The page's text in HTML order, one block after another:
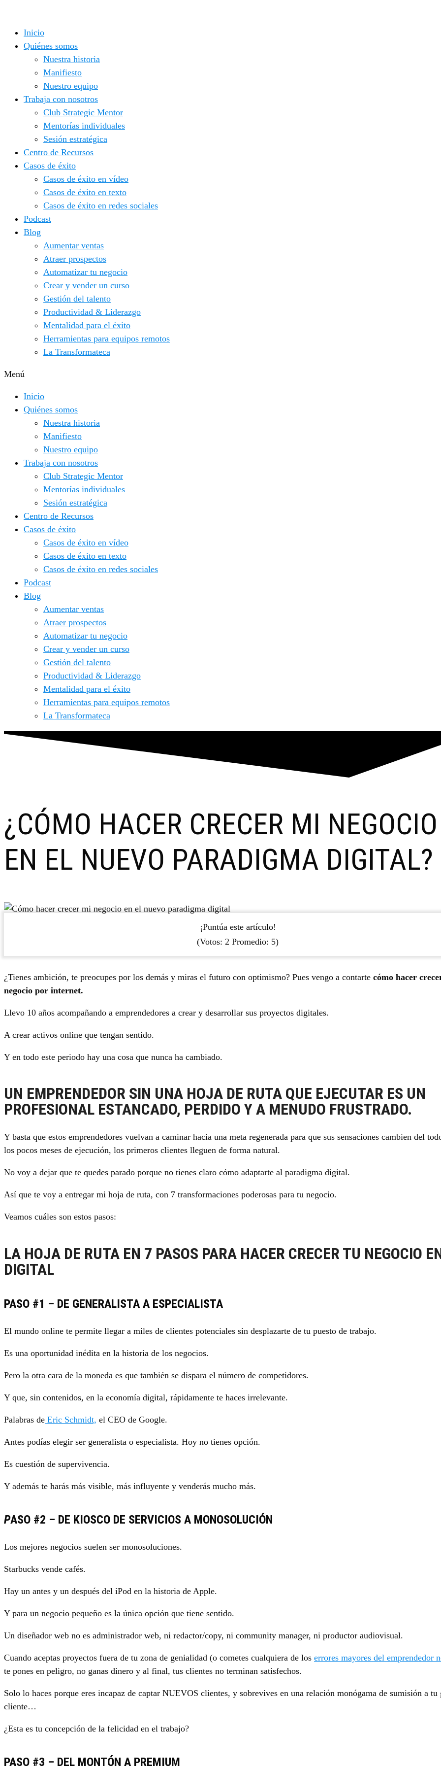
contenido
Inicio
Quiénes somos
Nuestra historia
Manifiesto
Nuestro equipo
Trabaja con nosotros
Club Strategic Mentor
Mentorías individuales
Sesión estratégica
Centro de Recursos
Casos de éxito
Casos de éxito en vídeo
Casos de éxito en texto
Casos de éxito en redes sociales
Podcast
Blog
Aumentar ventas
Atraer prospectos
Automatizar tu negocio
Crear y vender un curso
Gestión del talento
Productividad & Liderazgo
Mentalidad para el éxito
Herramientas para equipos remotos
La Transformateca
Menú
Inicio
Quiénes somos
Nuestra historia
Manifiesto
Nuestro equipo
Trabaja con nosotros
Club Strategic Mentor
Mentorías individuales
Sesión estratégica
Centro de Recursos
Casos de éxito
Casos de éxito en vídeo
Casos de éxito en texto
Casos de éxito en redes sociales
Podcast
Blog
Aumentar ventas
Atraer prospectos
Automatizar tu negocio
Crear y vender un curso
Gestión del talento
Productividad & Liderazgo
Mentalidad para el éxito
Herramientas para equipos remotos
La Transformateca
¿CÓMO HACER CRECER MI NEGOCIO
EN EL NUEVO PARADIGMA DIGITAL?
¡Puntúa este artículo!
(Votos: 2 Promedio: 5)
¿Tienes ambición, te preocupes por los demás y miras el futuro con optimismo? Pues vengo a contarte cómo hacer
negocio por internet.
Llevo 10 años acompañando a emprendedores a crear y desarrollar sus proyectos digitales.
A crear activos online que tengan sentido.
Y en todo este periodo hay una cosa que nunca ha cambiado.
UN EMPRENDEDOR SIN UNA HOJA DE RUTA QUE EJECUTAR ES UN
PROFESIONAL ESTANCADO, PERDIDO Y A MENUDO FRUSTRADO.
Y basta que estos emprendedores vuelvan a caminar hacia una meta regenerada para que sus sensaciones cambien del
los pocos meses de ejecución, los primeros clientes lleguen de forma natural.
No voy a dejar que te quedes parado porque no tienes claro cómo adaptarte al paradigma digital.
Así que te voy a entregar mi hoja de ruta, con 7 transformaciones poderosas para tu negocio.
Veamos cuáles son estos pasos:
LA HOJA DE RUTA EN 7 PASOS PARA HACER CRECER TU NEGOCIO
DIGITAL
PASO #1 – DE GENERALISTA A ESPECIALISTA
El mundo online te permite llegar a miles de clientes potenciales sin desplazarte de tu puesto de trabajo.
Es una oportunidad inédita en la historia de los negocios.
Pero la otra cara de la moneda es que también se dispara el número de competidores.
Y que, sin contenidos, en la economía digital, rápidamente te haces irrelevante.
Palabras de Eric Schmidt, el CEO de Google.
Antes podías elegir ser generalista o especialista. Hoy no tienes opción.
Es cuestión de supervivencia.
Y además te harás más visible, más influyente y venderás mucho más.
PASO #2 – DE KIOSCO DE SERVICIOS A MONOSOLUCIÓN
Los mejores negocios suelen ser monosoluciones.
Starbucks vende cafés.
Hay un antes y un después del iPod en la historia de Apple.
Y para un negocio pequeño es la única opción que tiene sentido.
Un diseñador web no es administrador web, ni redactor/copy, ni community manager, ni productor audiovisual.
Cuando aceptas proyectos fuera de tu zona de genialidad (o cometes cualquiera de los errores mayores del emprendedor
te pones en peligro, no ganas dinero y al final, tus clientes no terminan satisfechos.
Solo lo haces porque eres incapaz de captar NUEVOS clientes, y sobrevives en una relación monógama de sumisión a tu
cliente…
¿Esta es tu concepción de la felicidad en el trabajo?
PASO #3 – DEL MONTÓN A PREMIUM